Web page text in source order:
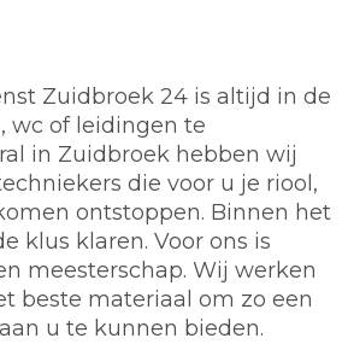
Zuidbroek 24 is altijd in de
wc of leidingen te
in Zuidbroek hebben wij
die voor u je riool,
ontstoppen. Binnen het
klus klaren. Voor ons is
meesterschap. Wij werken
beste materiaal om zo een
u te kunnen bieden.